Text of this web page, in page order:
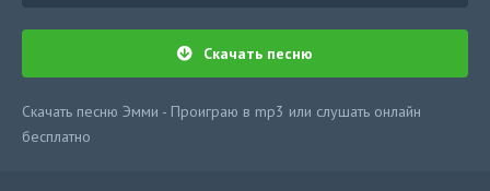
Скачать песню
Скачать песню Эмми - Проиграю в mp3 или слушать онлайн
бесплатно